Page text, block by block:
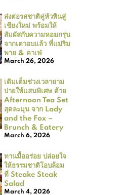
ส่งต่อรสชาติคู่หัวหินสู่
เชียงใหม่ พร้อมให้
สัมผัสกับความหอมกรุ่น
จากเตาอบแล้ว ที่แม่ริม
พาย & คาเฟ่
March 26, 2026
เติมเต็มช่วงเวลายาม
บ่ายให้แสนพิเศษ ด้วย
Afternoon Tea Set
สุดละมุน จาก Lady
and the Fox –
Brunch & Eatery
March 6, 2026
ทานมื้ออร่อย ปล่อยใจ
ให้ธรรมชาติโอบล้อม
ที่ Steake Steak
Salad
March 4, 2026